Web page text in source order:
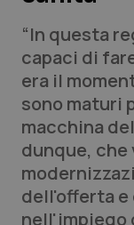
Studi e Analisi
Lettere al
Edizioni
QS Pro
“In questa
capaci di
era il
sono maturi
macchina
dunque, che
dell'offerta e
nell'impiego